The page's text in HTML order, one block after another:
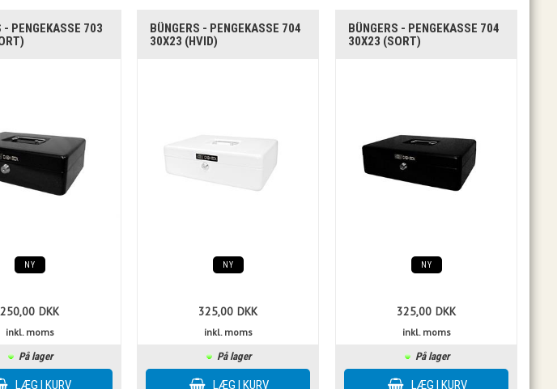
- PENGEKASSE 703
NY
250,00 DKK
inkl. moms
På lager
BÜNGERS - PENGEKASSE 704
30X23 (HVID)
NY
325,00 DKK
inkl. moms
På lager
BÜNGERS - PENGEKASSE 704
30X23 (SORT)
NY
325,00 DKK
inkl. moms
På lager